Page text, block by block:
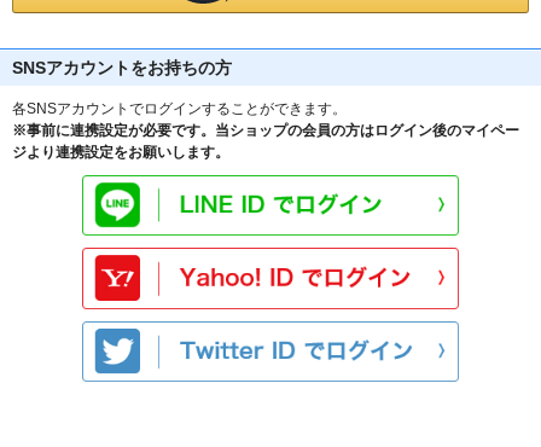
SNSアカウントをお持ちの方
各SNSアカウントでログインすることができます。
※事前に連携設定が必要です。当ショップの会員の方はログイン後のマイペー
ジより連携設定をお願いします。